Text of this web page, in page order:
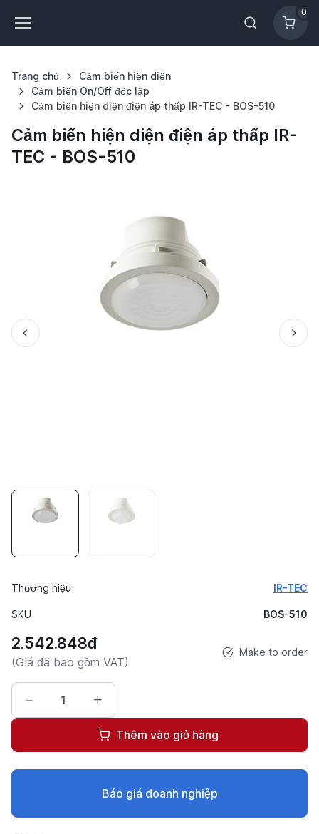
0
Trang chủ
Cảm biến hiện diện
Cảm biến On/Off độc lập
Cảm biến hiện diện điện áp thấp IR-TEC - BOS-510
Cảm biến hiện diện điện áp thấp IR-
TEC - BOS-510
Thương hiệu IR-TEC
SKU BOS-510
2.542.848đ
(Giá đã bao gồm VAT)
Make to order
Thêm vào giỏ hàng
Báo giá doanh nghiệp